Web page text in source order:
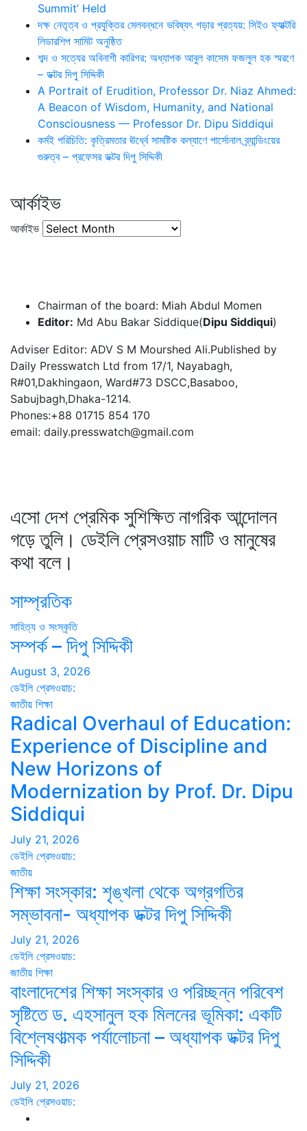
Summit’ Held
দক্ষ নেতৃত্ব ও প্রযুক্তির মেলবন্ধনে ভবিষ্যৎ গড়ার প্রত্যয়: সিইও ফ্যাক্টরি
লিডারশিপ সামিট অনুষ্ঠিত
শব্দ ও সত্যের অবিনাশী কারিগর: অধ্যাপক আবুল কাসেম ফজলুল হক স্মরণে
– ডক্টর দিপু সিদ্দিকী
A Portrait of Erudition, Professor Dr. Niaz Ahmed:
A Beacon of Wisdom, Humanity, and National
Consciousness — Professor Dr. Dipu Siddiqui
কর্মই পরিচিতি: কৃত্রিমতার ঊর্ধ্বে সামষ্টিক কল্যাণে পার্সোনাল ব্র্যান্ডিংয়ের
গুরুত্ব – প্রফেসর ডক্টর দিপু সিদ্দিকী
আর্কাইভ
আর্কাইভ
Chairman of the board: Miah Abdul Momen
Editor: Md Abu Bakar Siddique(Dipu Siddiqui)
Adviser Editor: ADV S M Mourshed Ali.Published by
Daily Presswatch Ltd from 17/1, Nayabagh,
R#01,Dakhingaon, Ward#73 DSCC,Basaboo,
Sabujbagh,Dhaka-1214.
Phones:+88 01715 854 170
email: daily.presswatch@gmail.com
এসো দেশ প্রেমিক সুশিক্ষিত নাগরিক আন্দোলন
গড়ে তুলি। ডেইলি প্রেসওয়াচ মাটি ও মানুষের
কথা বলে।
সাম্প্রতিক
সাহিত্য ও সংস্কৃতি
সম্পর্ক – দিপু সিদ্দিকী
August 3, 2026
ডেইলি প্রেসওয়াচ:
জাতীয় শিক্ষা
Radical Overhaul of Education:
Experience of Discipline and
New Horizons of
Modernization by Prof. Dr. Dipu
Siddiqui
July 21, 2026
ডেইলি প্রেসওয়াচ:
জাতীয়
শিক্ষা সংস্কার: শৃঙ্খলা থেকে অগ্রগতির
সম্ভাবনা- অধ্যাপক ডক্টর দিপু সিদ্দিকী
July 21, 2026
ডেইলি প্রেসওয়াচ:
জাতীয় শিক্ষা
বাংলাদেশের শিক্ষা সংস্কার ও পরিচ্ছন্ন পরিবেশ
সৃষ্টিতে ড. এহসানুল হক মিলনের ভূমিকা: একটি
বিশ্লেষণাত্মক পর্যালোচনা – অধ্যাপক ডক্টর দিপু
সিদ্দিকী
July 21, 2026
ডেইলি প্রেসওয়াচ: